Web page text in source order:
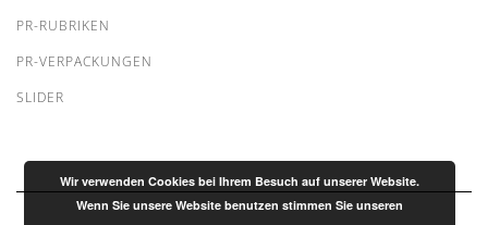
PR-RUBRIKEN
PR-VERPACKUNGEN
SLIDER
Wir verwenden Cookies bei Ihrem Besuch auf unserer Website.
Wenn Sie unsere Website benutzen stimmen Sie unseren